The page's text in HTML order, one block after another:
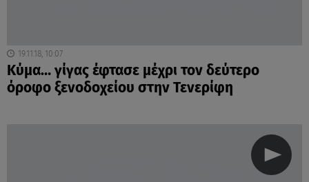
19.11.18, 10:07
Κύμα… γίγας έφτασε μέχρι τον δεύτερο
όροφο ξενοδοχείου στην Τενερίφη